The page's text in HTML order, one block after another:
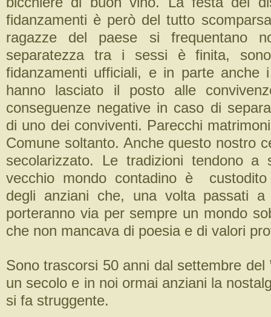
fidanzamenti è però del tutto
ragazze del paese si frequentano
separatezza tra i sessi è finita,
fidanzamenti ufficiali, e in parte anche
hanno lasciato il posto alle
conseguenze negative in caso di
di uno dei conviventi. Parecchi
Comune soltanto. Anche questo nostro
secolarizzato. Le tradizioni tendono a
vecchio mondo contadino è custodito
degli anziani che, una volta passati
porteranno via per sempre un mondo
che non mancava di poesia e di valori
Sono trascorsi 50 anni dal settembre del
un secolo e in noi ormai anziani la
si fa struggente.